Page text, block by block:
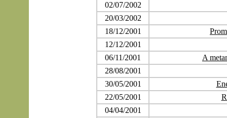
02/07/2002
20/03/2002
18/12/2001
12/12/2001
06/11/2001
A
28/08/2001
30/05/2001
22/05/2001
04/04/2001